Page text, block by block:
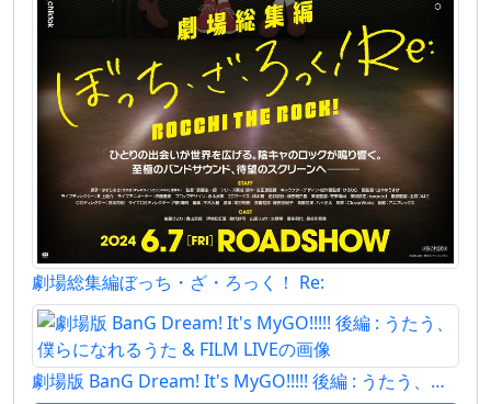
劇場総集編ぼっち・ざ・ろっく！ Re:
劇場版 BanG Dream! It's MyGO!!!!! 後編 : うたう、僕らになれるうた & FILM LIVE